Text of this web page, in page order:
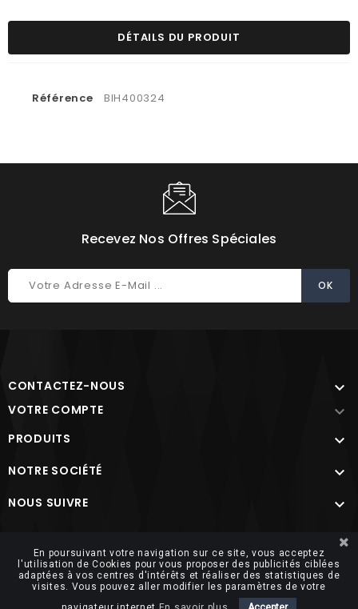
DÉTAILS DU PRODUIT
Référence BIH400324
Recevez Nos Offres Spéciales
CONTACTEZ-NOUS 
VOTRE COMPTE 
PRODUITS 
NOTRE SOCIÉTÉ 
NOUS SUIVRE 
En poursuivant votre navigation sur ce site, vous acceptez
l'utilisation de Cookies pour vous proposer des publicités ciblées
adaptées à vos centres d'intérêts et réaliser des statistiques de
visites. Vous pouvez aller modifier les paramètres de votre